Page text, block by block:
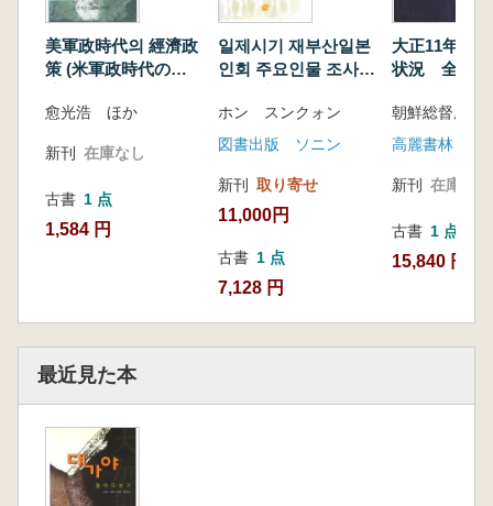
美軍政時代의 經濟政
策 (米軍政時代の経
愈光浩 ほか
新刊 在庫なし
古書 1 点
1,584 円
일제시기 재부산일본
인회 주요인물 조사보
日本人会主要人物調
査報告)
ホン スンクォン
図書出版 ソニン
新刊 取り寄せ
11,000円
古書 1 点
7,128 円
大正11年 朝
状況 全2巻
朝鮮総督府警
高麗書林
新刊 在庫なし
古書 1 点
15,840 円
最近見た本